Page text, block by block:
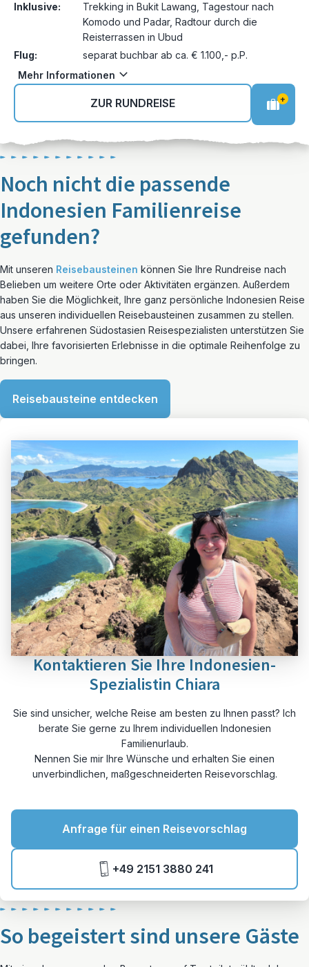
Inklusive:
Trekking in Bukit Lawang, Tagestour nach
Komodo und Padar, Radtour durch die
Reisterrassen in Ubud
Flug:
separat buchbar ab ca. € 1.100,- p.P.
Mehr Informationen
ZUR RUNDREISE +
Noch nicht die passende
Indonesien Familienreise
gefunden?
Mit unseren Reisebausteinen können Sie Ihre Rundreise nach
Belieben um weitere Orte oder Aktivitäten ergänzen. Außerdem
haben Sie die Möglichkeit, Ihre ganz persönliche Indonesien Reise
aus unseren individuellen Reisebausteinen zusammen zu stellen.
Unsere erfahrenen Südostasien Reisespezialisten unterstützen Sie
dabei, Ihre favorisierten Erlebnisse in die optimale Reihenfolge zu
bringen.
Reisebausteine entdecken
Kontaktieren Sie Ihre Indonesien-
Spezialistin Chiara
Sie sind unsicher, welche Reise am besten zu Ihnen passt? Ich
berate Sie gerne zu Ihrem individuellen Indonesien
Familienurlaub.
Nennen Sie mir Ihre Wünsche und erhalten Sie einen
unverbindlichen, maßgeschneiderten Reisevorschlag.
Anfrage für einen Reisevorschlag
+49 2151 3880 241
So begeistert sind unsere Gäste